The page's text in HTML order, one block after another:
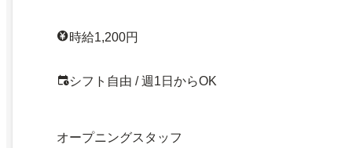
時給1,200円
シフト自由 / 週1日からOK
オープニングスタッフ